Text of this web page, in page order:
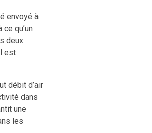
envoyé à
qu’un
deux
est
débit d’air
dans
une
les